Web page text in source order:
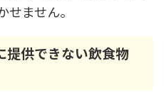
ません。
提供できない飲食物